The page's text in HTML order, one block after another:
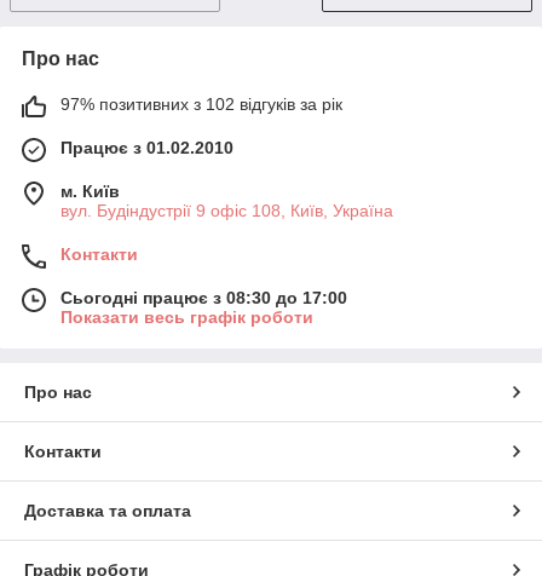
Про нас
97% позитивних з 102 відгуків за рік
Працює з 01.02.2010
м. Київ
вул. Будіндустрії 9 офіс 108, Київ, Україна
Контакти
Сьогодні працює з 08:30 до 17:00
Показати весь графік роботи
Про нас
Контакти
Доставка та оплата
Графік роботи